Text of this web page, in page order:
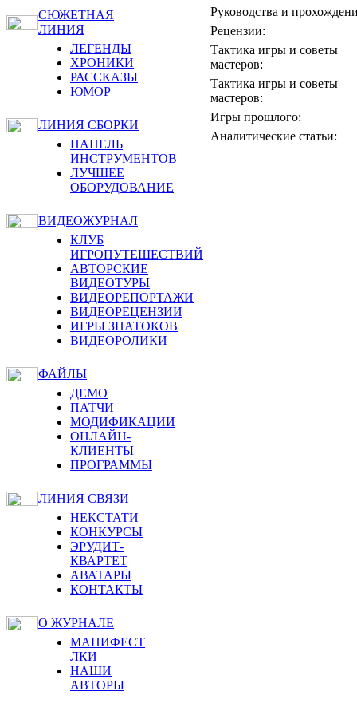
СЮЖЕТНАЯ
ЛИНИЯ
ЛЕГЕНДЫ
ХРОНИКИ
РАССКАЗЫ
ЮМОР
ЛИНИЯ СБОРКИ
ПАНЕЛЬ
ИНСТРУМЕНТОВ
ЛУЧШЕЕ
ОБОРУДОВАНИЕ
ВИДЕОЖУРНАЛ
КЛУБ
ИГРОПУТЕШЕСТВИЙ
АВТОРСКИЕ
ВИДЕОТУРЫ
ВИДЕОРЕПОРТАЖИ
ВИДЕОРЕЦЕНЗИИ
ИГРЫ ЗНАТОКОВ
ВИДЕОРОЛИКИ
ФАЙЛЫ
ДЕМО
ПАТЧИ
МОДИФИКАЦИИ
ОНЛАЙН-
КЛИЕНТЫ
ПРОГРАММЫ
ЛИНИЯ СВЯЗИ
НЕКСТАТИ
КОНКУРСЫ
ЭРУДИТ-
КВАРТЕТ
АВАТАРЫ
КОНТАКТЫ
О ЖУРНАЛЕ
МАНИФЕСТ
ЛКИ
НАШИ
АВТОРЫ
Руководства и
Рецензии:
Тактика игры и советы
мастеров:
Тактика игры и советы
мастеров:
Игры прошлого:
Аналитические статьи: